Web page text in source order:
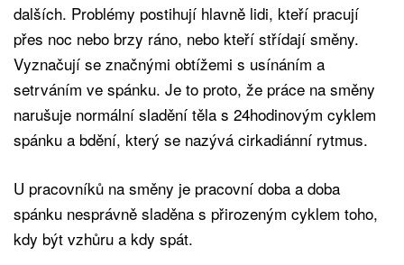
dalších. Problémy postihují hlavně lidi, kteří pracují
přes noc nebo brzy ráno, nebo kteří střídají směny.
Vyznačují se značnými obtížemi s usínáním a
setrváním ve spánku. Je to proto, že práce na směny
narušuje normální sladění těla s 24hodinovým cyklem
spánku a bdění, který se nazývá cirkadiánní rytmus.
U pracovníků na směny je pracovní doba a doba
spánku nesprávně sladěna s přirozeným cyklem toho,
kdy být vzhůru a kdy spát.